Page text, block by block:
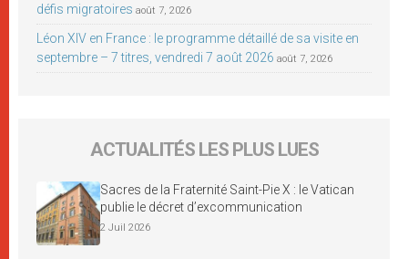
défis migratoires août 7, 2026
Léon XIV en France : le programme détaillé de sa visite en
septembre – 7 titres, vendredi 7 août 2026 août 7, 2026
ACTUALITÉS LES PLUS LUES
Sacres de la Fraternité Saint-Pie X : le Vatican
publie le décret d’excommunication
2 Juil 2026